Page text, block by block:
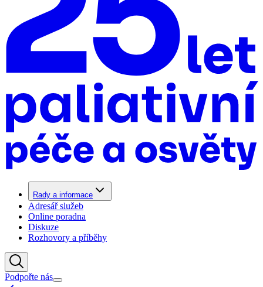
Rady a informace
Adresář služeb
Online poradna
Diskuze
Rozhovory a příběhy
Podpořte nás